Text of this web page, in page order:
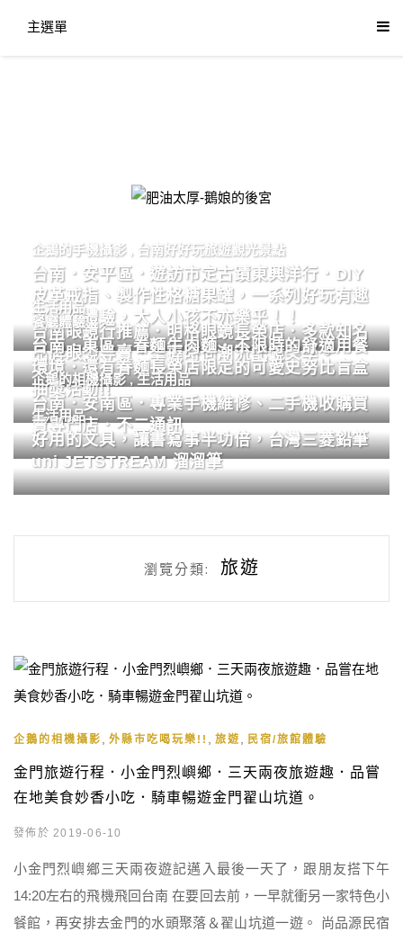
主選單
肥油太厚-鵝娘的後宮
企鵝的手機攝影 台南好好玩旅遊觀光景點
台南．安平區．遊訪市定古蹟東興洋行．DIY
皮革戒指、製作性格糖果罐，一系列好玩有趣
的手作體驗，大人小孩不亦樂乎！！
生活用品
台南眼鏡行推薦．明格眼鏡長榮店．多款知名
品牌眼鏡專賣．掌握時尚潮流配鏡美學。
餐廳體驗
台南．東區．眷麵牛肉麵．不限時的舒適用餐
環境．還有眷麵長榮店限定的可愛史努比盲盒
抽獎活動!!
企鵝的相機攝影,生活用品
台南．安南區．專業手機維修、二手機收購買
賣專門店．不二通訊
生活用品
好用的文具，讓書寫事半功倍，台灣三菱鉛筆
uni JETSTREAM 溜溜筆
瀏覽分類: 旅遊
企鵝的相機攝影 外縣市吃喝玩樂!! 旅遊 民宿/旅館體驗
金門旅遊行程．小金門烈嶼鄉．三天兩夜旅遊趣．品嘗
在地美食妙香小吃．騎車暢遊金門翟山坑道。
發佈於 2019-06-10
小金門烈嶼鄉三天兩夜遊記邁入最後一天了，跟朋友搭下午
14:20左右的飛機飛回台南 在要回去前，一早就衝另一家特色小
餐館，再安排去金門的水頭聚落＆翟山坑道一遊。 尚品源民宿